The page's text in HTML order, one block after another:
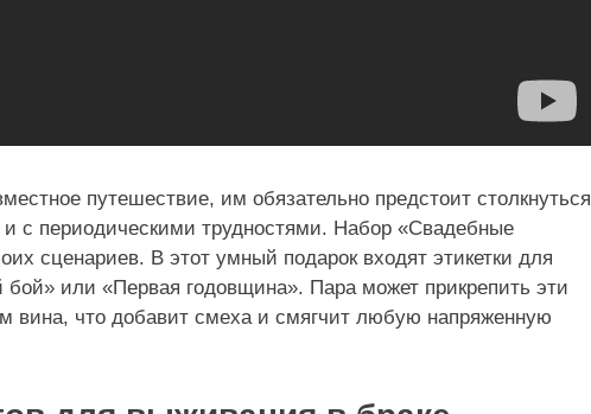
путешествие, им обязательно предстоит столкнуться
с периодическими трудностями. Набор «Свадебные
сценариев. В этот умный подарок входят этикетки для
или «Первая годовщина». Пара может прикрепить эти
вина, что добавит смеха и смягчит любую напряженную